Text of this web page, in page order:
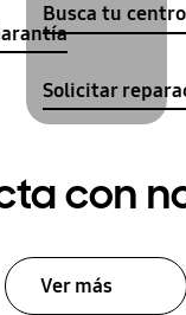
Busca tu
Solicitar
con
Ver más